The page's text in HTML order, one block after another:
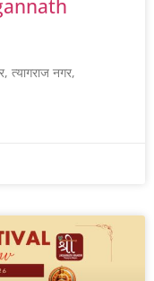
त्यागराज नगर,